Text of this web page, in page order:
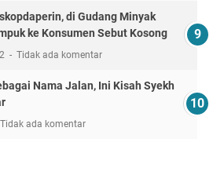
di Gudang Minyak
ke Konsumen Sebut Kosong
Tidak ada komentar
Nama Jalan, Ini Kisah Syekh
Tidak ada komentar